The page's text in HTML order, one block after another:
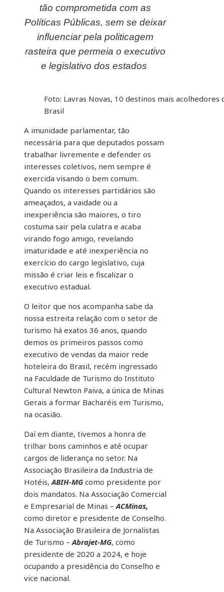
tão comprometida com as
Políticas Públicas, sem se deixar
influenciar pela politicagem
rasteira que permeia o executivo
e legislativo dos estados
Foto: Lavras Novas, 10 destinos mais acolhedores
Brasil
A imunidade parlamentar, tão
necessária para que deputados possam
trabalhar livremente e defender os
interesses coletivos, nem sempre é
exercida visando o bem comum.
Quando os interesses partidários são
ameaçados, a vaidade ou a
inexperiência são maiores, o tiro
costuma sair pela culatra e acaba
virando fogo amigo, revelando
imaturidade e até inexperiência no
exercício do cargo legislativo, cuja
missão é criar leis e fiscalizar o
executivo estadual.
O leitor que nos acompanha sabe da
nossa estreita relação com o setor de
turismo há exatos 36 anos, quando
demos os primeiros passos como
executivo de vendas da maior rede
hoteleira do Brasil, recém ingressado
na Faculdade de Turismo do Instituto
Cultural Newton Paiva, a única de Minas
Gerais a formar Bacharéis em Turismo,
na ocasião.
Daí em diante, tivemos a honra de
trilhar bons caminhos e até ocupar
cargos de liderança no setor. Na
Associação Brasileira da Industria de
Hotéis,ABIH-MG como presidente por
dois mandatos. Na Associação Comercial
e Empresarial de Minas –ACMinas,
como diretor e presidente de Conselho.
Na Associação Brasileira de Jornalistas
de Turismo –Abrajet-MG, como
presidente de 2020 a 2024, e hoje
ocupando a presidência do Conselho e
vice nacional.